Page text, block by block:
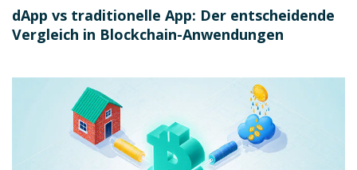
dApp vs traditionelle App: Der entscheidende
Vergleich in Blockchain-Anwendungen